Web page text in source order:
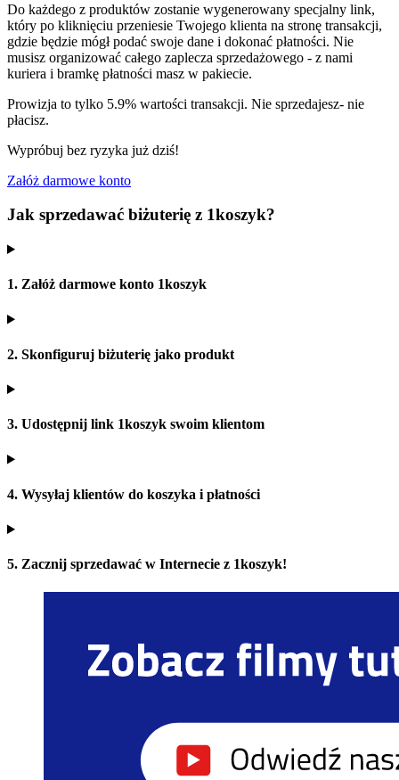
Do każdego z produktów zostanie wygenerowany specjalny link,
który po kliknięciu przeniesie Twojego klienta na stronę transakcji,
gdzie będzie mógł podać swoje dane i dokonać płatności. Nie
musisz organizować całego zaplecza sprzedażowego - z nami
kuriera i bramkę płatności masz w pakiecie.
Prowizja to tylko 5.9% wartości transakcji. Nie sprzedajesz- nie
płacisz.
Wypróbuj bez ryzyka już dziś!
Załóż darmowe konto
Jak sprzedawać biżuterię z 1koszyk?
1. Załóż darmowe konto 1koszyk
2. Skonfiguruj biżuterię jako produkt
3. Udostępnij link 1koszyk swoim klientom
4. Wysyłaj klientów do koszyka i płatności
5. Zacznij sprzedawać w Internecie z 1koszyk!